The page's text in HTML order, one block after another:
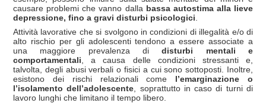
causare problemi che vanno dalla bassa autostima alla lieve
depressione, fino a gravi disturbi psicologici
Attività lavorative che si svolgono in condizioni di illegalità e/o di
alto rischio per gli adolescenti tendono a essere associate a
una maggiore prevalenza didisturbi mentali e
comportamentali , a causa delle condizioni stressanti e,
talvolta, degli abusi verbali o fisici a cui sono sottoposti. Inoltre,
esistono dei rischi relazionali come l’emarginazione o
l’isolamento dell’adolescente , soprattutto in caso di turni di
lavoro lunghi che limitano il tempo libero.